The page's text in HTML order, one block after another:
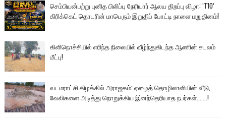
செம்பியன்பற்று புனித பிலிப்பு நேரியார் ஆலய திறப்பு விழா: ‘T10’
கிரிக்கெட் தொடரின் மாபெரும் இறுதிப் போட்டி நாளை மறுதினம்!
கிளிநொச்சியில் எரிந்த நிலையில் வீழ்ந்துகிடந்த ஆணின் சடலம்
மீட்பு!
வடமராட்சி கிழக்கில் அராஜகம்: ஏழைத் தொழிலாளியின் வீடு,
வேலிகளை அடித்து நொறுக்கிய இனந்தெரியாத நபர்கள்.......!